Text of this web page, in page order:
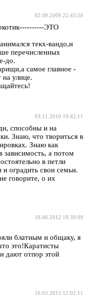
02.09.2009 22:43:20
ЭТО
текх-вандо,и
перечисленных
до.
самое главное -
на улице.
03.11.2010 19:42:11
способны и на
Знаю, что твориться в
Знаю как
а потом
в петли
и оградить свои семьи.
говорите, о их
18.06.2012 18:38:09
блатным и общаку, я
это!Каратисты
дают отпор этой
16.03.2015 12:02:11